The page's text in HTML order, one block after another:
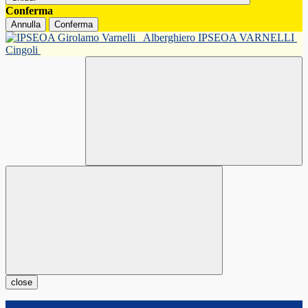
Conferma
Annulla Conferma
Alberghiero IPSEOA VARNELLI
Cingoli
close